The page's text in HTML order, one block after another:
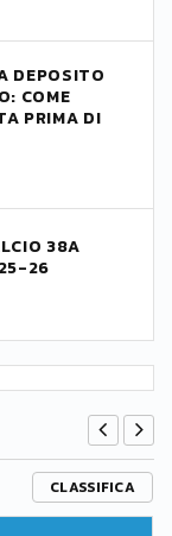
DEPOSITO
COME
PRIMA DI
38A
26
CLASSIFICA